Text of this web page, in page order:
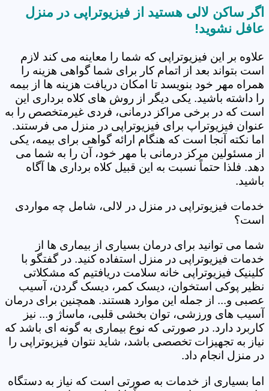
اگر ساکن لالی هستید از فیزیوتراپی در منزل
عافل نشوید!
علاوه بر این فیزیوتراپی که شما را معاینه می کند لازم
است بتواند بعد از اتمام کار برای شما گواهی هزینه را
همراه مهر خود بنویسد تا امکان دریافت هزینه ها از بیمه
را داشته باشید. یکی دیگر از روش های کلاه برداری این
است که در برخی مراکز درمانی، فردی غیرمتخصص را به
عنوان فیزیوتراپ برای فیزیوتراپی در منزل می فرستند.
اما نکته آنجا است که هنگام ارائه گواهی برای بیمه، یکی
از مسئولین مرکز درمانی با مهر خود، آن را به شما می
دهد. فلذا حتماً نسبت به این قبیل کلاه برداری ها آگاه
باشید.
خدمات فیزیوتراپی در منزل در لالی، شامل چه مواردی
است؟
شما می توانید برای درمان بسیاری از بیماری ها از
خدمات فیزیوتراپی در منزل استفاده کنید. در گفتگو با
کلینیک فیزیوتراپی خانه سلامت دریافتیم که مشکلاتی
نظیر پوکی استخوان، دیسک کمر، دیسک گردن، آسیب
عصبی و... از جمله این موارد هستند. همچنین برای درمان
آسیب های ورزشی، توان بخشی قلبی، ماساژ و... نیز
کاربرد دارد. در صورتی که نوع بیماری به گونه ای باشد که
نیاز به تجهیزات تخصصی باشد، شاید نتوان فیزیوتراپی را
در منزل انجام داد.
اما بسیاری از خدمات به صورتی است که نیاز به دستگاه